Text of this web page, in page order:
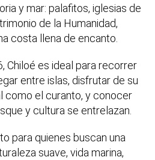
y mar: palafitos, iglesias de
de la Humanidad,
costa llena de encanto.
Chiloé es ideal para recorrer
entre islas, disfrutar de su
como el curanto, y conocer
y cultura se entrelazan.
para quienes buscan una
suave, vida marina,